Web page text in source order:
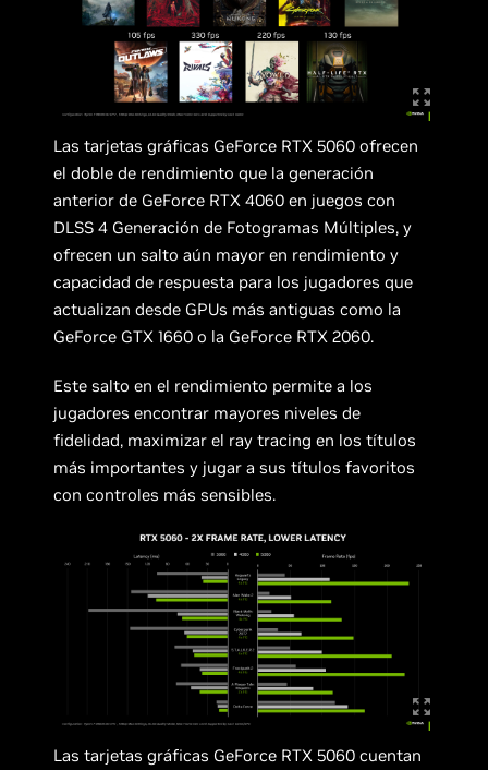
Las tarjetas gráficas GeForce RTX 5060 ofrecen
el doble de rendimiento que la generación
anterior de GeForce RTX 4060 en juegos con
DLSS 4 Generación de Fotogramas Múltiples, y
ofrecen un salto aún mayor en rendimiento y
capacidad de respuesta para los jugadores que
actualizan desde GPUs más antiguas como la
GeForce GTX 1660 o la GeForce RTX 2060.
Este salto en el rendimiento permite a los
jugadores encontrar mayores niveles de
fidelidad, maximizar el ray tracing en los títulos
más importantes y jugar a sus títulos favoritos
con controles más sensibles.
Las tarjetas gráficas GeForce RTX 5060 cuentan